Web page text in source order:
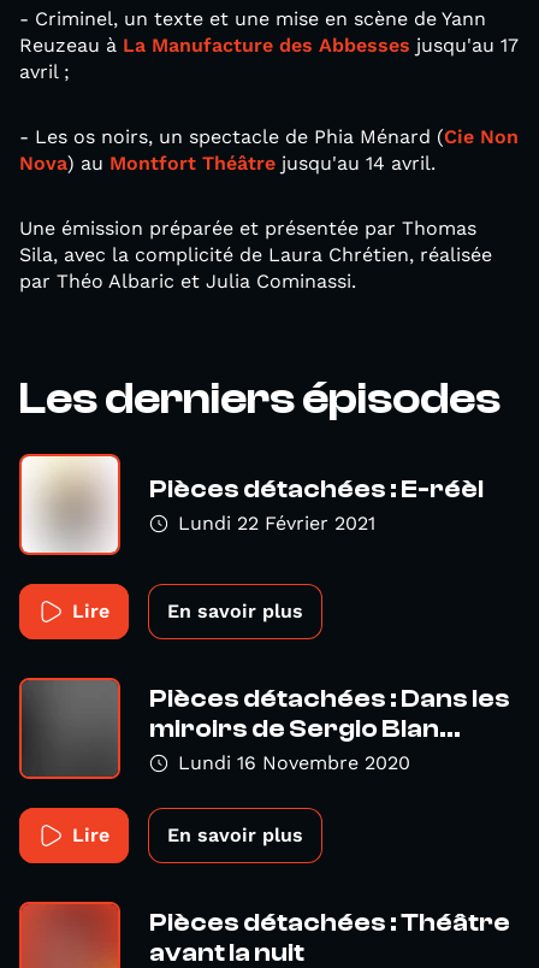
- Criminel, un texte et une mise en scène de Yann
Reuzeau à La Manufacture des Abbesses jusqu'au 17
avril ;
- Les os noirs, un spectacle de Phia Ménard (Cie Non
Nova) au Montfort Théâtre jusqu'au 14 avril.
Une émission préparée et présentée par Thomas
Sila, avec la complicité de Laura Chrétien, réalisée
par Théo Albaric et Julia Cominassi.
Les derniers épisodes
Pièces détachées : E-réèl
Lundi 22 Février 2021
Lire En savoir plus
Pièces détachées : Dans les
miroirs de Sergio Blan...
Lundi 16 Novembre 2020
Lire En savoir plus
Pièces détachées : Théâtre
avant la nuit